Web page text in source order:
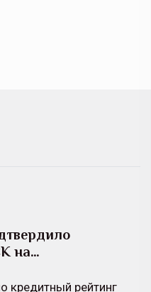
на…
кредитный рейтинг